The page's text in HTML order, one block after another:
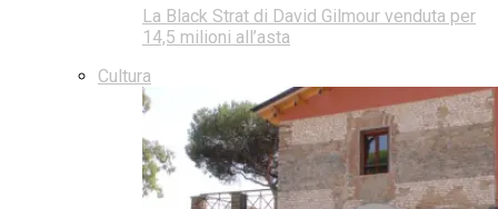
La Black Strat di David Gilmour venduta per
14,5 milioni all’asta
Cultura